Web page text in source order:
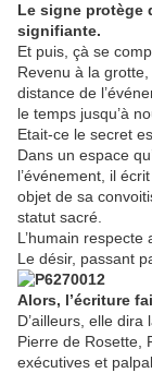
Le signe protège
signifiante.
Et puis, çà se
Revenu à la grotte,
distance de
le temps jusqu’à
Etait-ce le secret
Dans un espace
l’événement, il
objet de sa
statut sacré.
L’humain respecte
Le désir, passant
Alors, l’écriture
D’ailleurs, elle dira
Pierre de Rosette,
exécutives et